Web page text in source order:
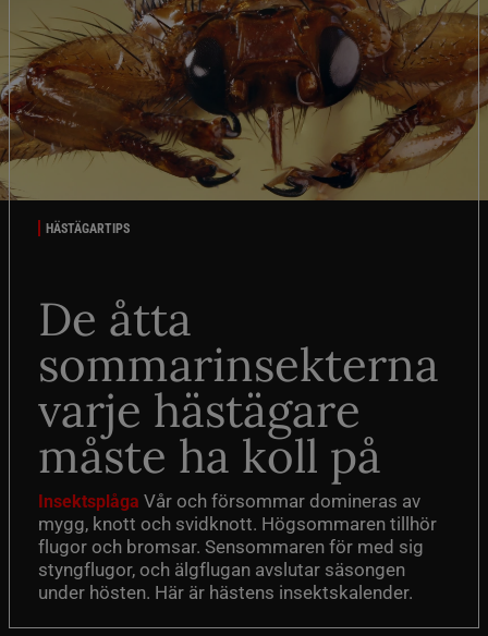
HÄSTÄGARTIPS
De åtta
sommarinsekterna
varje hästägare
måste ha koll på
Insektsplåga Vår och försommar domineras av
mygg, knott och svidknott. Högsommaren tillhör
flugor och bromsar. Sensommaren för med sig
styngflugor, och älgflugan avslutar säsongen
under hösten. Här är hästens insektskalender.